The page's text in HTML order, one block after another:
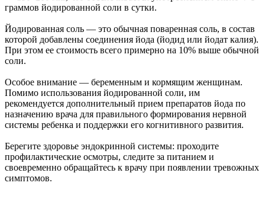
граммов йодированной соли в сутки.
Йодированная соль — это обычная поваренная соль, в состав
которой добавлены соединения йода (йодид или йодат калия).
При этом ее стоимость всего примерно на 10% выше обычной
соли.
Особое внимание — беременным и кормящим женщинам.
Помимо использования йодированной соли, им
рекомендуется дополнительный прием препаратов йода по
назначению врача для правильного формирования нервной
системы ребенка и поддержки его когнитивного развития.
Берегите здоровье эндокринной системы: проходите
профилактические осмотры, следите за питанием и
своевременно обращайтесь к врачу при появлении тревожных
симптомов.